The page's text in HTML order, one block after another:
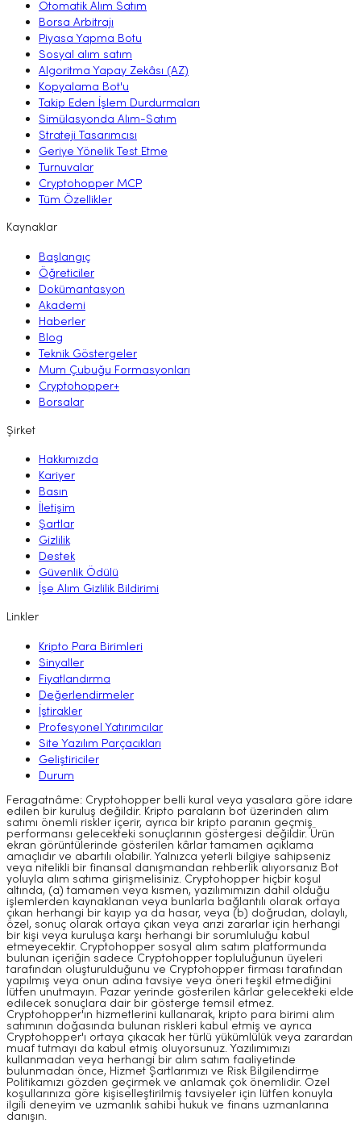
Otomatik Alım Satım
Borsa Arbitrajı
Piyasa Yapma Botu
Sosyal alım satım
Algoritma Yapay Zekâsı (AZ)
Kopyalama Bot'u
Takip Eden İşlem Durdurmaları
Simülasyonda Alım-Satım
Strateji Tasarımcısı
Geriye Yönelik Test Etme
Turnuvalar
Cryptohopper MCP
Tüm Özellikler
Kaynaklar
Başlangıç
Öğreticiler
Dokümantasyon
Akademi
Haberler
Blog
Teknik Göstergeler
Mum Çubuğu Formasyonları
Cryptohopper+
Borsalar
Şirket
Hakkımızda
Kariyer
Basın
İletişim
Şartlar
Gizlilik
Destek
Güvenlik Ödülü
İşe Alım Gizlilik Bildirimi
Linkler
Kripto Para Birimleri
Sinyaller
Fiyatlandırma
Değerlendirmeler
İştirakler
Profesyonel Yatırımcılar
Site Yazılım Parçacıkları
Geliştiriciler
Durum
Feragatnâme: Cryptohopper belli kural veya yasalara göre idare
edilen bir kuruluş değildir. Kripto paraların bot üzerinden alım
satımı önemli riskler içerir, ayrıca bir kripto paranın geçmiş
performansı gelecekteki sonuçlarının göstergesi değildir. Ürün
ekran görüntülerinde gösterilen kârlar tamamen açıklama
amaçlıdır ve abartılı olabilir. Yalnızca yeterli bilgiye sahipseniz
veya nitelikli bir finansal danışmandan rehberlik alıyorsanız Bot
yoluyla alım satıma girişmelisiniz. Cryptohopper hiçbir koşul
altında, (a) tamamen veya kısmen, yazılımımızın dahil olduğu
işlemlerden kaynaklanan veya bunlarla bağlantılı olarak ortaya
çıkan herhangi bir kayıp ya da hasar, veya (b) doğrudan, dolaylı,
özel, sonuç olarak ortaya çıkan veya arızi zararlar için herhangi
bir kişi veya kuruluşa karşı herhangi bir sorumluluğu kabul
etmeyecektir. Cryptohopper sosyal alım satım platformunda
bulunan içeriğin sadece Cryptohopper topluluğunun üyeleri
tarafından oluşturulduğunu ve Cryptohopper firması tarafından
yapılmış veya onun adına tavsiye veya öneri teşkil etmediğini
lütfen unutmayın. Pazar yerinde gösterilen kârlar gelecekteki elde
edilecek sonuçlara dair bir gösterge temsil etmez.
Cryptohopper'ın hizmetlerini kullanarak, kripto para birimi alım
satımının doğasında bulunan riskleri kabul etmiş ve ayrıca
Cryptohopper'ı ortaya çıkacak her türlü yükümlülük veya zarardan
muaf tutmayı da kabul etmiş oluyorsunuz. Yazılımımızı
kullanmadan veya herhangi bir alım satım faaliyetinde
bulunmadan önce, Hizmet Şartlarımızı ve Risk Bilgilendirme
Politikamızı gözden geçirmek ve anlamak çok önemlidir. Özel
koşullarınıza göre kişiselleştirilmiş tavsiyeler için lütfen konuyla
ilgili deneyim ve uzmanlık sahibi hukuk ve finans uzmanlarına
danışın.